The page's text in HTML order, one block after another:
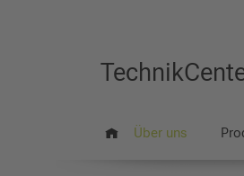
Über uns